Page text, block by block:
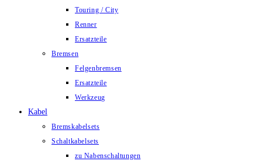
Touring / City
Renner
Ersatzteile
Bremsen
Felgenbremsen
Ersatzteile
Werkzeug
Kabel
Bremskabelsets
Schaltkabelsets
zu Nabenschaltungen